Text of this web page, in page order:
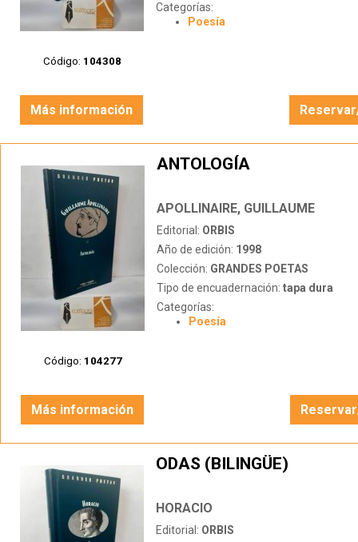
Código: 104308
Categorías:
Poesía
Más información
Código: 104277
ANTOLOGÍA
APOLLINAIRE, GUILLAUME
Editorial: ORBIS
Año de edición: 1998
Colección: GRANDES POETAS
Tipo de encuadernación: tapa dura
Categorías:
Poesía
Más información
ODAS (BILINGÜE)
HORACIO
Editorial: ORBIS